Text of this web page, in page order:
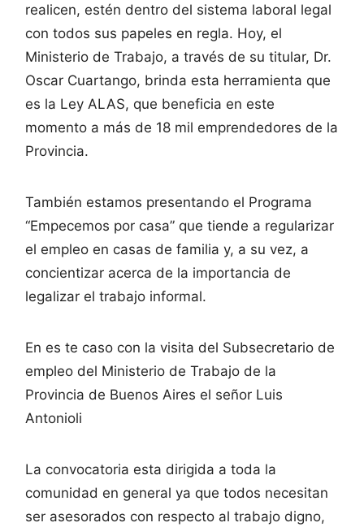
realicen, estén dentro del sistema laboral legal
con todos sus papeles en regla. Hoy, el
Ministerio de Trabajo, a través de su titular, Dr.
Oscar Cuartango, brinda esta herramienta que
es la Ley ALAS, que beneficia en este
momento a más de 18 mil emprendedores de la
Provincia.
También estamos presentando el Programa
“Empecemos por casa” que tiende a regularizar
el empleo en casas de familia y, a su vez, a
concientizar acerca de la importancia de
legalizar el trabajo informal.
En es te caso con la visita del Subsecretario de
empleo del Ministerio de Trabajo de la
Provincia de Buenos Aires el señor Luis
Antonioli
La convocatoria esta dirigida a toda la
comunidad en general ya que todos necesitan
ser asesorados con respecto al trabajo digno,